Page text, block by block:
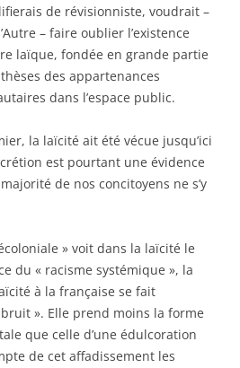
de révisionniste, voudrait –
– faire oublier l’existence
laïque, fondée en grande partie
des appartenances
dans l’espace public.
la laïcité ait été vécue jusqu’ici
est pourtant une évidence
de nos concitoyens ne s’y
» voit dans la laïcité le
du « racisme systémique », la
à la française se fait
». Elle prend moins la forme
que celle d’une édulcoration
de cet affadissement les